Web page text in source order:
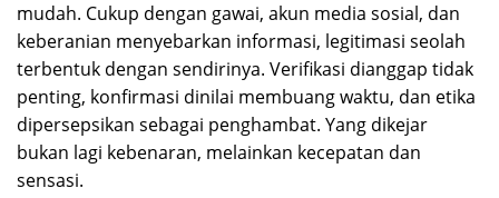
mudah. Cukup dengan gawai, akun media sosial, dan
keberanian menyebarkan informasi, legitimasi seolah
terbentuk dengan sendirinya. Verifikasi dianggap tidak
penting, konfirmasi dinilai membuang waktu, dan etika
dipersepsikan sebagai penghambat. Yang dikejar
bukan lagi kebenaran, melainkan kecepatan dan
sensasi.